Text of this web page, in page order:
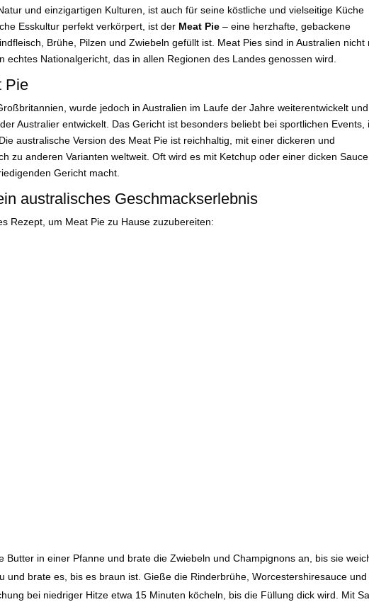
und einzigartigen Kulturen, ist auch für seine köstliche und vielseitige Küche
Esskultur perfekt verkörpert, ist der Meat Pie – eine herzhafte, gebackene
Brühe, Pilzen und Zwiebeln gefüllt ist. Meat Pies sind in Australien nicht
echtes Nationalgericht, das in allen Regionen des Landes genossen wird.
Pie
wurde jedoch in Australien im Laufe der Jahre weiterentwickelt
Australier entwickelt. Das Gericht ist besonders beliebt bei sportlichen Events,
australische Version des Meat Pie ist reichhaltig, mit einer dickeren und
zu anderen Varianten weltweit. Oft wird es mit Ketchup oder einer dicken Sauce
Gericht macht.
australisches Geschmackserlebnis
Rezept, um Meat Pie zu Hause zuzubereiten:
Butter in einer Pfanne und brate die Zwiebeln und Champignons an, bis sie
und brate es, bis es braun ist. Gieße die Rinderbrühe, Worcestershiresauce und
bei niedriger Hitze etwa 15 Minuten köcheln, bis die Füllung dick wird. Mit